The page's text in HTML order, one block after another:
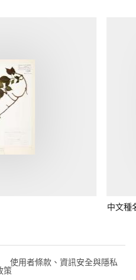
中文種
使用者條款、資訊安全與隱私
策